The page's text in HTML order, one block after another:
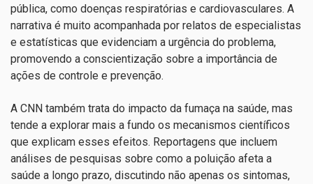
pública, como doenças respiratórias e cardiovasculares. A
narrativa é muito acompanhada por relatos de especialistas
e estatísticas que evidenciam a urgência do problema,
promovendo a conscientização sobre a importância de
ações de controle e prevenção.
A CNN também trata do impacto da fumaça na saúde, mas
tende a explorar mais a fundo os mecanismos científicos
que explicam esses efeitos. Reportagens que incluem
análises de pesquisas sobre como a poluição afeta a
saúde a longo prazo, discutindo não apenas os sintomas,